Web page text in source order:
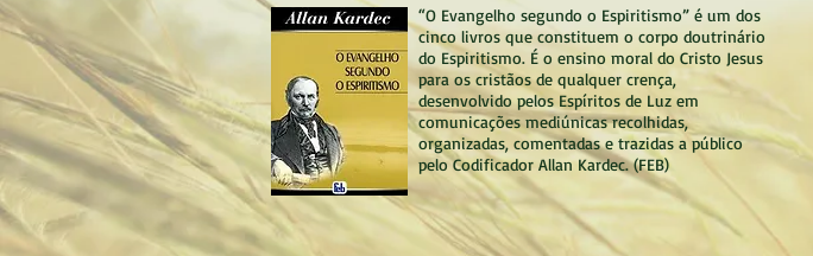
“O Evangelho segundo o Espiritismo” é um dos
cinco livros que constituem o corpo doutrinário
do Espiritismo. É o ensino moral do Cristo Jesus
para os cristãos de qualquer crença,
desenvolvido pelos Espíritos de Luz em
comunicações mediúnicas recolhidas,
organizadas, comentadas e trazidas a público
pelo Codificador Allan Kardec.(FEB)